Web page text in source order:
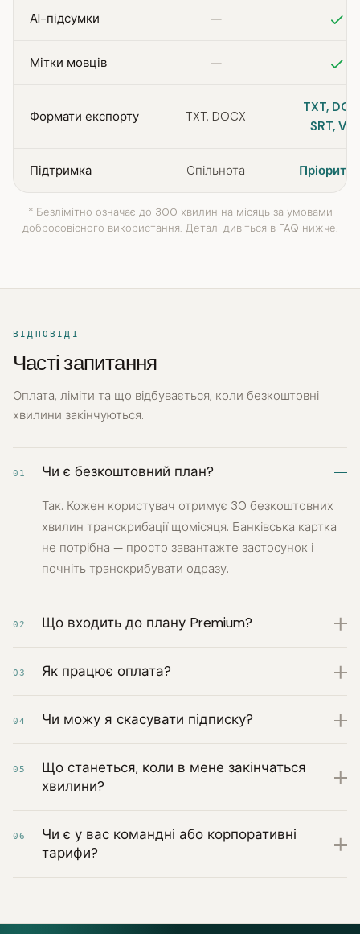
AI-підсумки
Мітки мовців
Формати експорту TXT, DOCX
TXT,
SRT,
Підтримка Спільнота
* Безлімітно означає до 300 хвилин на місяць за умовами
добросовісного використання. Деталі дивіться в FAQ нижче.
ВІДПОВІДІ
Часті запитання
Оплата, ліміти та що відбувається, коли безкоштовні
хвилини закінчуються.
01 Чи є безкоштовний план?
Так. Кожен користувач отримує 30 безкоштовних
хвилин транскрибації щомісяця. Банківська картка
не потрібна — просто завантажте застосунок і
почніть транскрибувати одразу.
02 Що входить до плану Premium?
03 Як працює оплата?
04 Чи можу я скасувати підписку?
05
Що станеться, коли в мене закінчаться
хвилини?
06
Чи є у вас командні або корпоративні
тарифи?